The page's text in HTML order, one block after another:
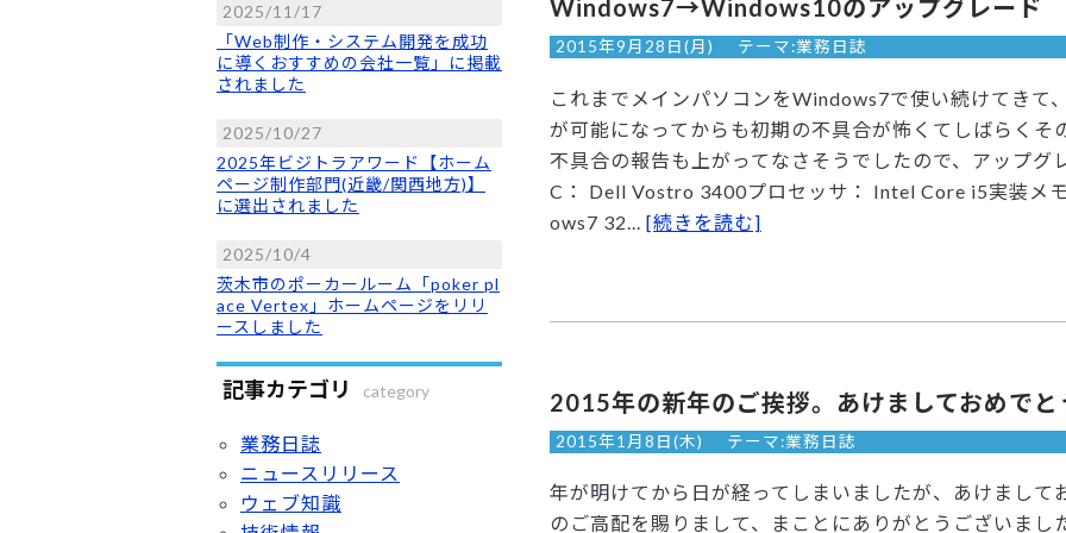
Windows7→Windows10のアップグレード
2015年9月28日(月) テーマ:業務日誌
これまでメインパソコンをWindows7で使い続けてきて
が可能になってからも初期の不具合が怖くてしばらくそ
不具合の報告も上がってなさそうでしたので、アップグ
C： Dell Vostro 3400プロセッサ： Intel Core i5実装メ
ows7 32... [続きを読む]
2015年の新年のご挨拶。あけましておめで
2015年1月8日(木) テーマ:業務日誌
年が明けてから日が経ってしまいましたが、あけまして
のご高配を賜りまして、まことにありがとうございま
2025/11/17
「Web制作・システム開発を成功
に導くおすすめの会社一覧」に掲載
されました
2025/10/27
2025年ビジトラアワード【ホーム
ページ制作部門(近畿/関西地方)】
に選出されました
2025/10/4
茨木市のポーカールーム「poker pl
ace Vertex」ホームページをリリ
ースしました
記事カテゴリ category
業務日誌
ニュースリリース
ウェブ知識